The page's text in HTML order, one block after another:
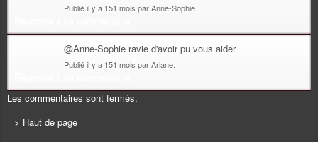
Publié il y a 151 mois par Anne-Sophie.
@Anne-Sophie ravie d'avoir pu vous aider
Publié il y a 151 mois par Ariane.
Les commentaires sont fermés.
> Haut de page